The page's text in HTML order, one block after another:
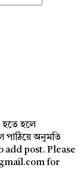
হতে হলে
অনুমতি
add post. Please
for